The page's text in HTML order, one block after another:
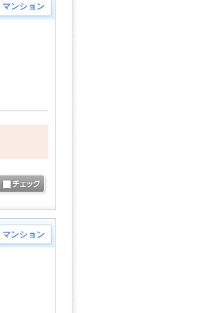
マンション
マンション